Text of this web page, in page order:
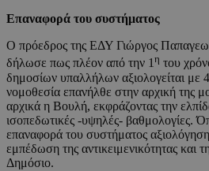
Επαναφορά του συστήματος
Ο πρόεδρος της ΕΔΥ Γιώργος
δήλωσε πως πλέον από την 1η του
δημοσίων υπαλλήλων αξιολογείται με
νομοθεσία επανήλθε στην αρχική της
αρχικά η Βουλή, εκφράζοντας την
ισοπεδωτικές -υψηλές- βαθμολογίες.
επαναφορά του συστήματος
εμπέδωση της αντικειμενικότητας και
Δημόσιο.